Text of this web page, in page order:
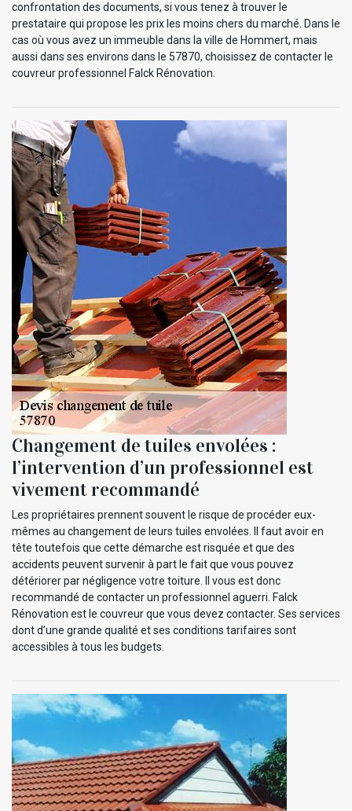
confrontation des documents, si vous tenez à trouver le
prestataire qui propose les prix les moins chers du marché. Dans le
cas où vous avez un immeuble dans la ville de Hommert, mais
aussi dans ses environs dans le 57870, choisissez de contacter le
couvreur professionnel Falck Rénovation.
Changement de tuiles envolées :
l’intervention d’un professionnel est
vivement recommandé
Les propriétaires prennent souvent le risque de procéder eux-
mêmes au changement de leurs tuiles envolées. Il faut avoir en
tête toutefois que cette démarche est risquée et que des
accidents peuvent survenir à part le fait que vous pouvez
détériorer par négligence votre toiture. Il vous est donc
recommandé de contacter un professionnel aguerri. Falck
Rénovation est le couvreur que vous devez contacter. Ses services
dont d’une grande qualité et ses conditions tarifaires sont
accessibles à tous les budgets.